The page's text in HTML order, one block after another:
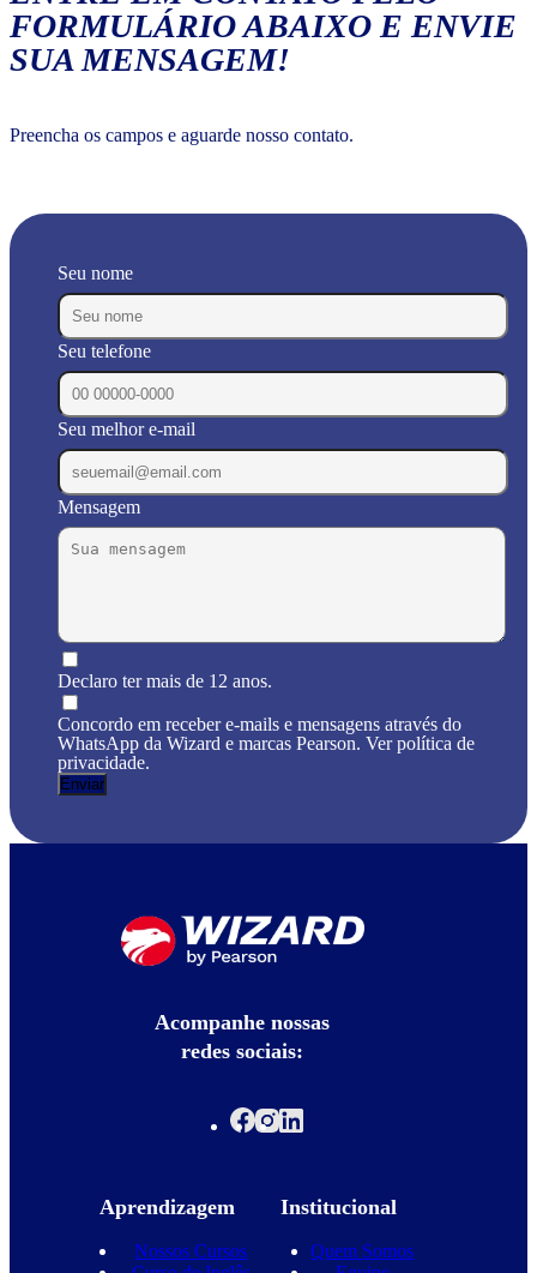
FORMULÁRIO ABAIXO E ENVIE
SUA MENSAGEM!
Preencha os campos e aguarde nosso contato.
Seu nome
Seu telefone
Seu melhor e-mail
Mensagem
Declaro ter mais de 12 anos.
Concordo em receber e-mails e mensagens através do
WhatsApp da Wizard e marcas Pearson. Ver política de
privacidade.
Acompanhe nossas
redes sociais:
Aprendizagem
Nossos Cursos
Institucional
Quem Somos